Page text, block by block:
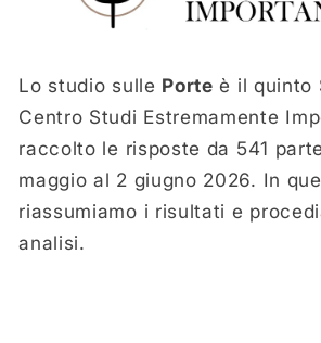
Lo studio sulle Porte è il quinto
Centro Studi Estremamente
raccolto le risposte da 541
maggio al 2 giugno 2026. In
riassumiamo i risultati e
analisi.